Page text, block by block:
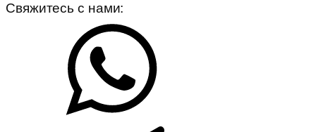
Свяжитесь с нами: